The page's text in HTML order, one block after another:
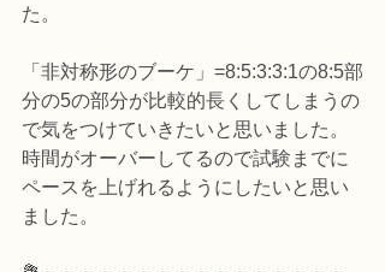
た。
「非対称形のブーケ」=8:5:3:3:1の8:5部
分の5の部分が比較的長くしてしまうの
で気をつけていきたいと思いました。
時間がオーバーしてるので試験までに
ペースを上げれるようにしたいと思い
ました。